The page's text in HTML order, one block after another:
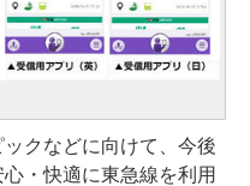
クなどに向けて、今後
・快適に東急線を利用